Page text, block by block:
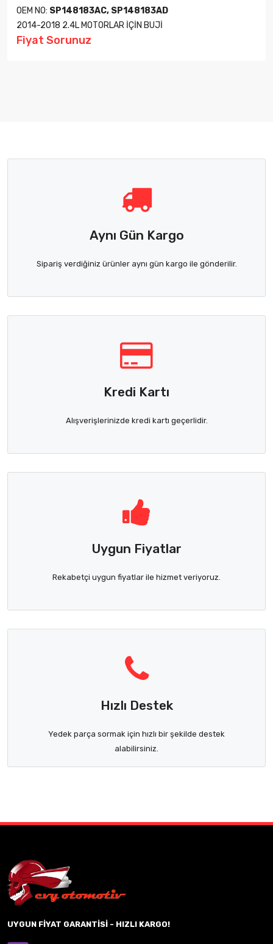
OEM NO: SP148183AC, SP148183AD
2014-2018 2.4L MOTORLAR İÇİN BUJİ
Fiyat Sorunuz
Aynı Gün Kargo
Sipariş verdiğiniz ürünler aynı gün kargo ile gönderilir.
Kredi Kartı
Alışverişlerinizde kredi kartı geçerlidir.
Uygun Fiyatlar
Rekabetçi uygun fiyatlar ile hizmet veriyoruz.
Hızlı Destek
Yedek parça sormak için hızlı bir şekilde destek
alabilirsiniz.
UYGUN FİYAT GARANTİSİ - HIZLI KARGO!